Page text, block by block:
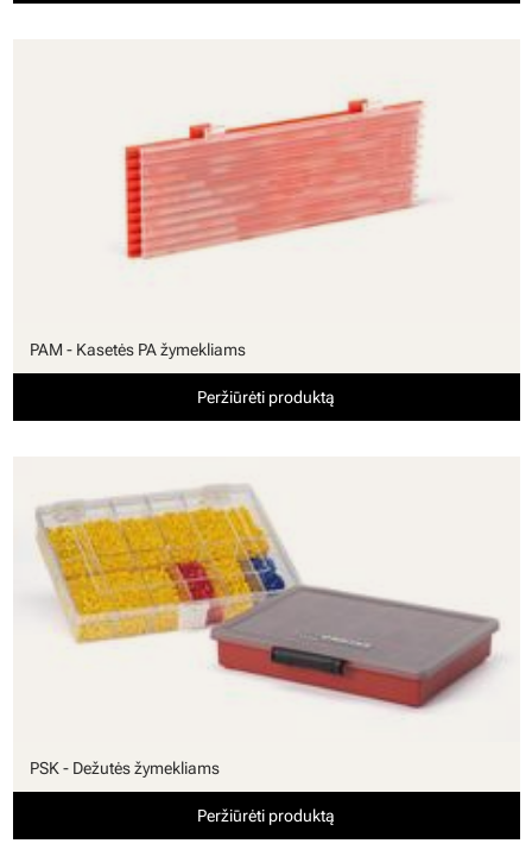
PAM - Kasetės PA žymekliams
Peržiūrėti produktą
PSK - Dežutės žymekliams
Peržiūrėti produktą